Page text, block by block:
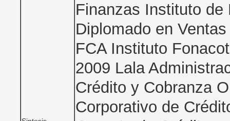
Finanzas Instituto
Diplomado en
FCA Instituto
2009 Lala
Crédito y Cobranza
Corporativo de